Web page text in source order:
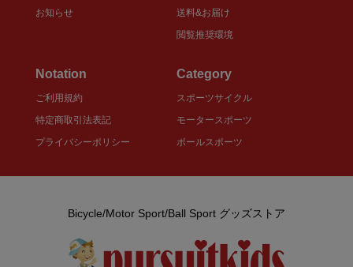
お知らせ
送料&お届け
閲覧推奨環境
Notation
ご利用規約
特定商取引法表記
プライバシーポリシー
Category
スポーツサイクル
モータースポーツ
ボールスポーツ
Bicycle/Motor Sport/Ball Sport グッズストア